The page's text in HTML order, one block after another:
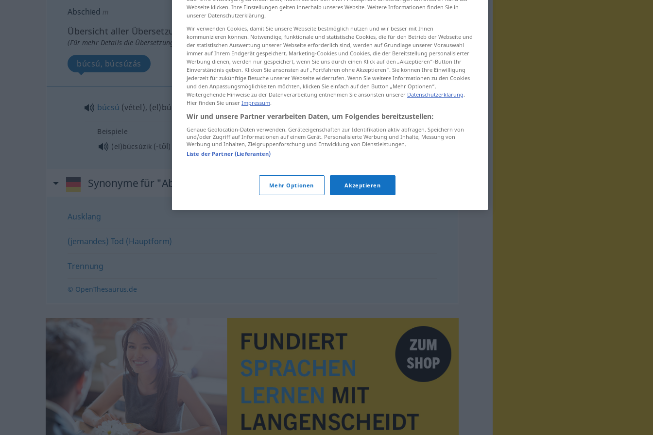
Abschied m
Übersicht aller Übersetzungen
(Für mehr Details die Übersetzung anklicken/antippen)
búcsú, búcsúzás
búcsú (vétel), (el)búcsúzás
Beispiele
(el)búcsúzik (-től) Abschiednehmen von DAT
Synonyme für "Abschied"
Ausklang
(jemandes) Tod (Hauptform)
Trennung
© OpenThesaurus.de
Webseite klicken. Ihre Einstellungen gelten innerhalb unseres Website. Weitere Informationen finden Sie in
unserer Datenschutzerklärung.
Wir verwenden Cookies, damit Sie unsere Webseite bestmöglich nutzen und wir besser mit Ihnen
kommunizieren können. Notwendige, funktionale und statistische Cookies, die für den Betrieb der Webseite und
der statistischen Auswertung unserer Webseite erforderlich sind, werden auf Grundlage unserer Vorauswahl
immer auf Ihrem Endgerät gespeichert. Marketing-Cookies und Cookies, die der Bereitstellung personalisierter
Werbung dienen, werden nur gespeichert, wenn Sie uns durch einen Klick auf den „Akzeptieren“-Button Ihr
Einverständnis geben. Klicken Sie ansonsten auf „Fortfahren ohne Akzeptieren“. Sie können Ihre Einwilligung
jederzeit für zukünftige Besuche unserer Webseite widerrufen. Wenn Sie weitere Informationen zu den Cookies
und den Anpassungsmöglichkeiten möchten, klicken Sie einfach auf den Button „Mehr Optionen“.
Weitergehende Hinweise zu der Datenverarbeitung entnehmen Sie ansonsten unserer Datenschutzerklärung.
Hier finden Sie unser Impressum.
Wir und unsere Partner verarbeiten Daten, um Folgendes bereitzustellen:
Genaue Geolocation-Daten verwenden. Geräteeigenschaften zur Identifikation aktiv abfragen. Speichern von
und/oder Zugriff auf Informationen auf einem Gerät. Personalisierte Werbung und Inhalte, Messung von
Werbung und Inhalten, Zielgruppenforschung und Entwicklung von Dienstleistungen.
Liste der Partner (Lieferanten)
Mehr Optionen Akzeptieren